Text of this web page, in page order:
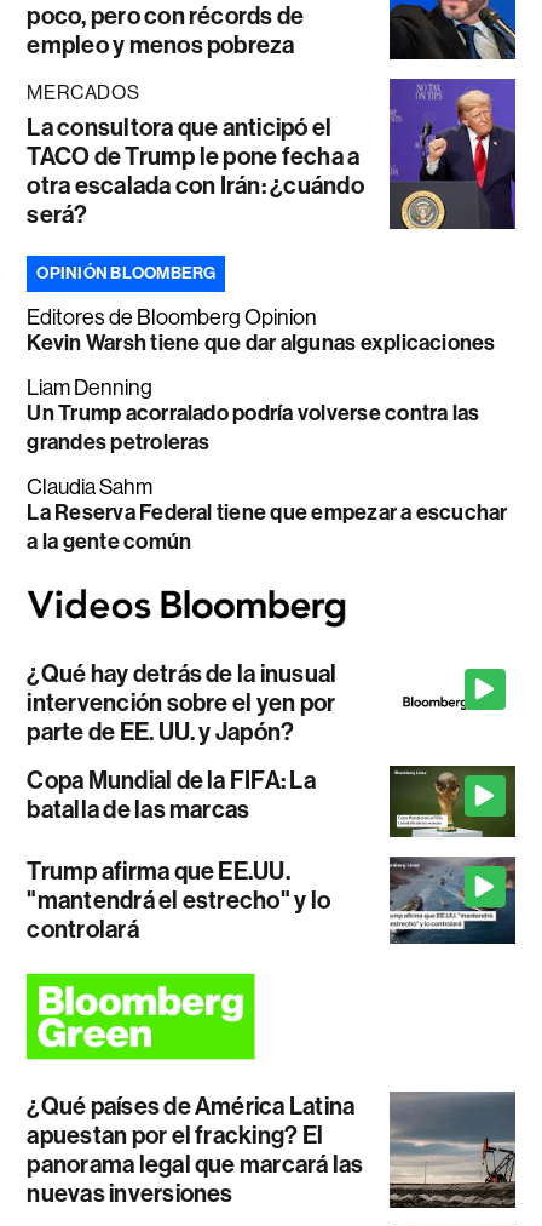
poco, pero con récords de
empleo y menos pobreza
MERCADOS
La consultora que anticipó el
TACO de Trump le pone fecha a
otra escalada con Irán: ¿cuándo
será?
OPINIÓN BLOOMBERG
Editores de Bloomberg Opinion
Kevin Warsh tiene que dar algunas explicaciones
Liam Denning
Un Trump acorralado podría volverse contra las
grandes petroleras
Claudia Sahm
La Reserva Federal tiene que empezar a escuchar
a la gente común
¿Qué hay detrás de la inusual
intervención sobre el yen por
parte de EE. UU. y Japón?
Copa Mundial de la FIFA: La
batalla de las marcas
Trump afirma que EE.UU.
"mantendrá el estrecho" y lo
controlará
¿Qué países de América Latina
apuestan por el fracking? El
panorama legal que marcará las
nuevas inversiones